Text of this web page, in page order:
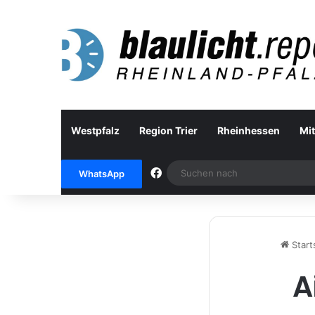
Westpfalz Region Trier Rheinhessen
WhatsApp Facebook